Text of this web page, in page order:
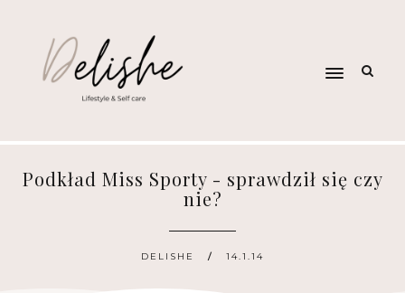
Podkład Miss Sporty - sprawdził się czy
nie?
DELISHE 14.1.14